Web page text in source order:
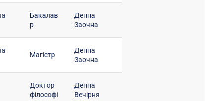
Бакалав
р
Денна
Заочна
Магістр
Денна
Заочна
Доктор
філософі
Денна
Вечірня